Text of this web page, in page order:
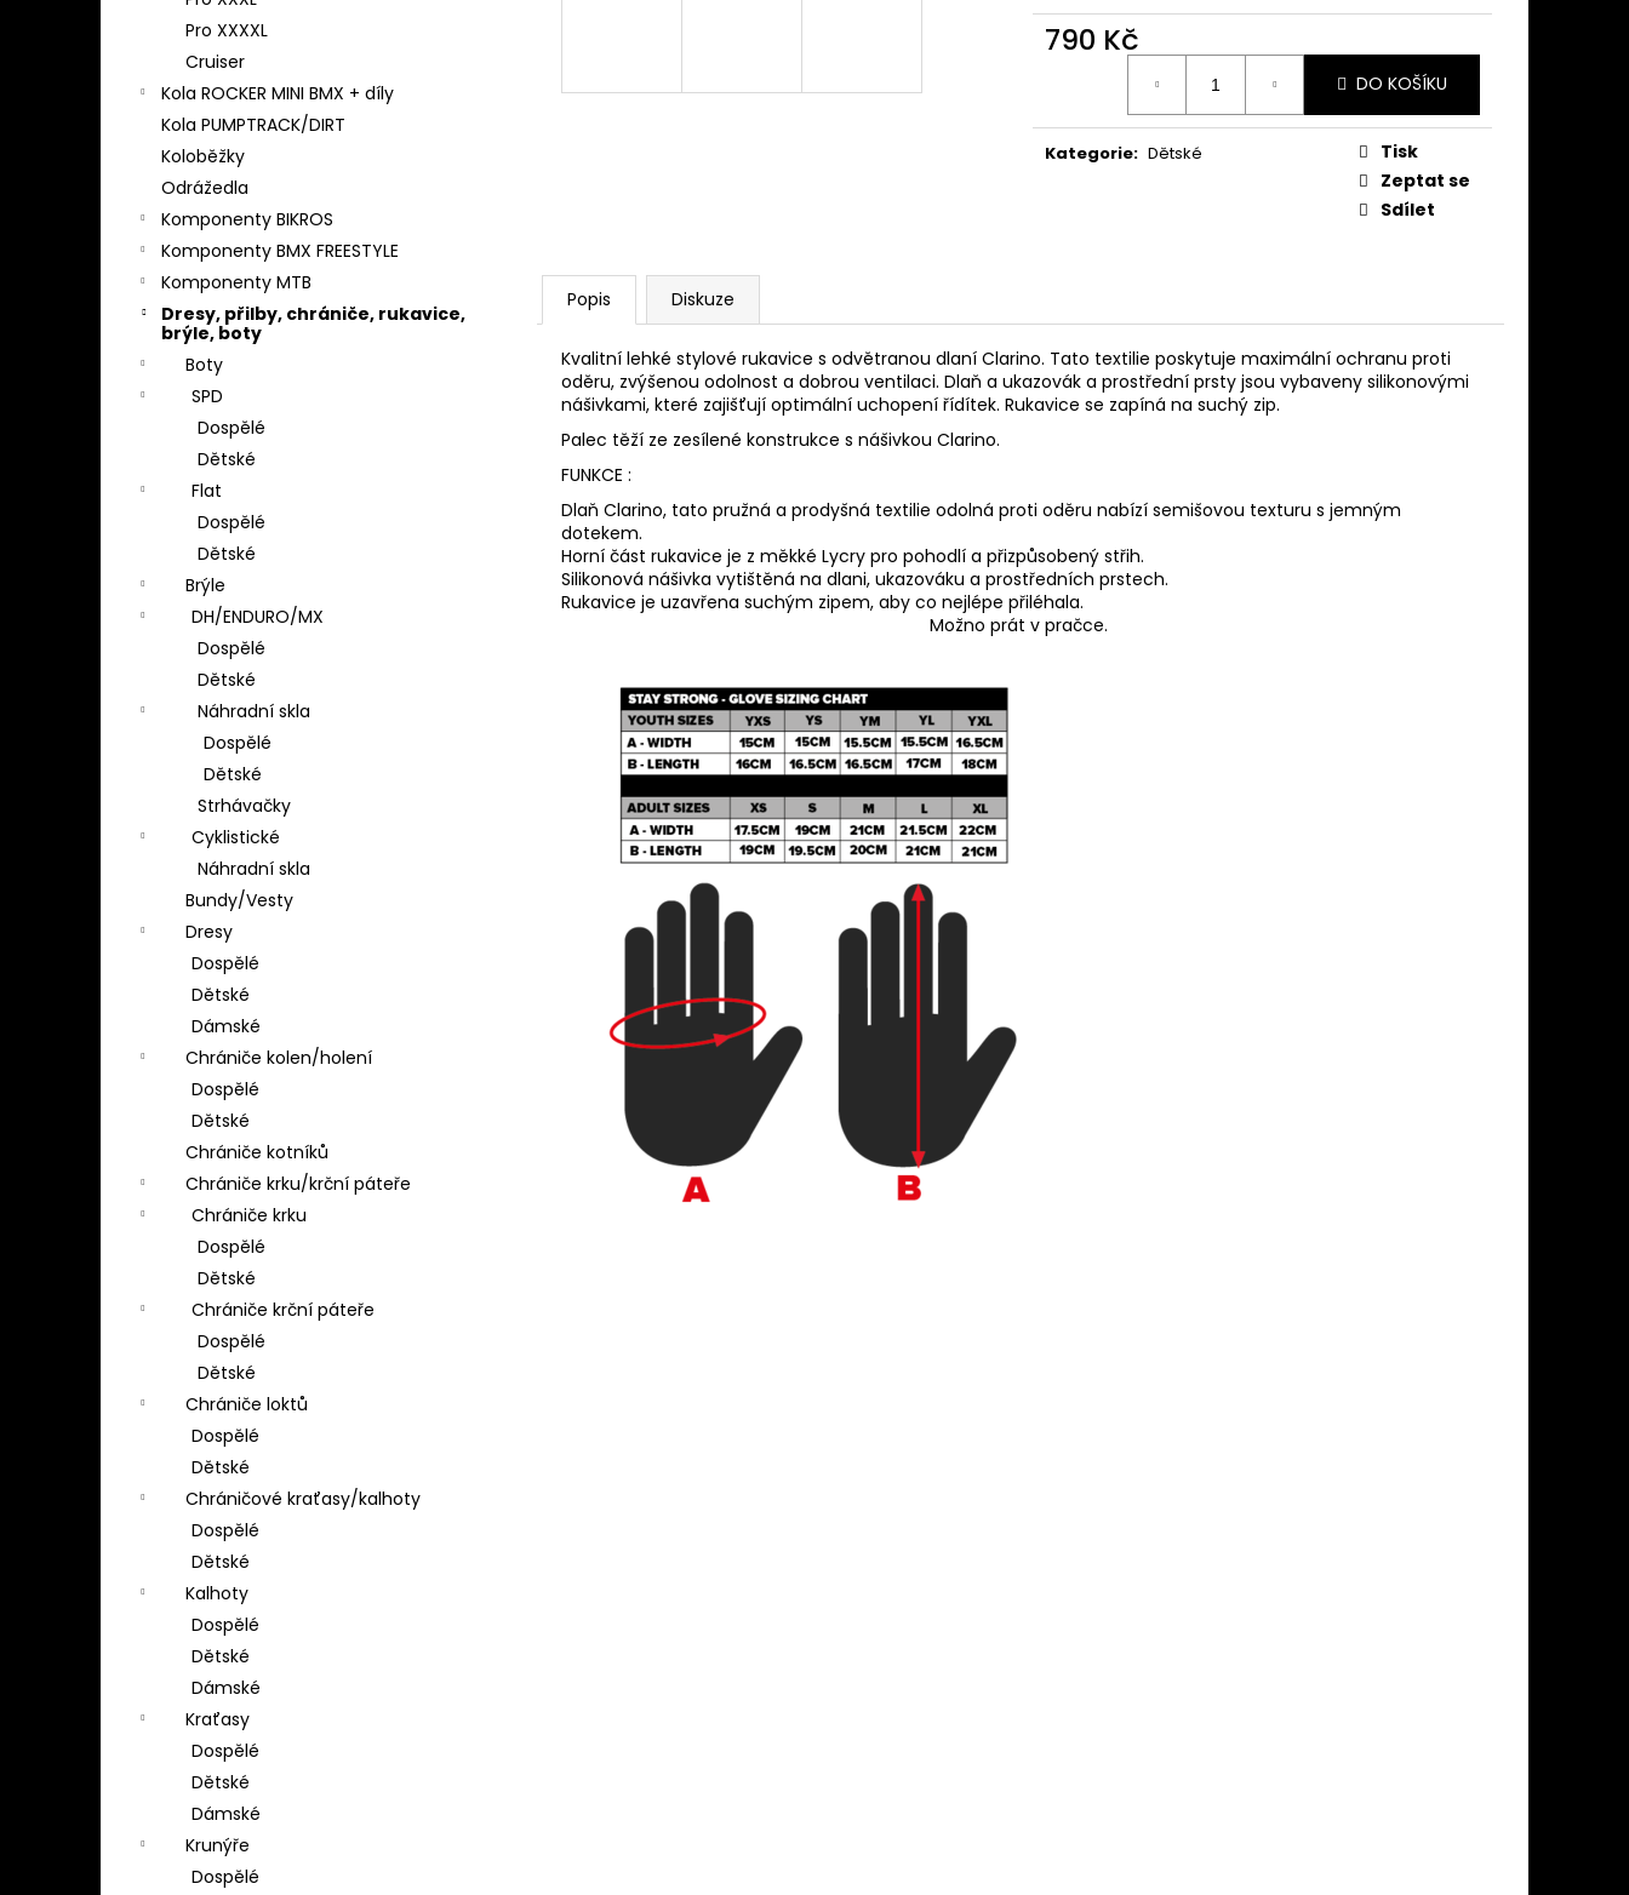
Pro XXXXL
Cruiser
Kola ROCKER MINI BMX + díly
Kola PUMPTRACK/DIRT
Koloběžky
Odrážedla
Komponenty BIKROS
Komponenty BMX FREESTYLE
Komponenty MTB
Dresy, přilby, chrániče, rukavice,
brýle, boty
Boty
SPD
Dospělé
Dětské
Flat
Dospělé
Dětské
Brýle
DH/ENDURO/MX
Dospělé
Dětské
Náhradní skla
Dospělé
Dětské
Strhávačky
Cyklistické
Náhradní skla
Bundy/Vesty
Dresy
Dospělé
Dětské
Dámské
Chrániče kolen/holení
Dospělé
Dětské
Chrániče kotníků
Chrániče krku/krční páteře
Chrániče krku
Dospělé
Dětské
Chrániče krční páteře
Dospělé
Dětské
Chrániče loktů
Dospělé
Dětské
Chráničové kraťasy/kalhoty
Dospělé
Dětské
Kalhoty
Dospělé
Dětské
Dámské
Kraťasy
Dospělé
Dětské
Dámské
Krunýře
Dospělé
790 Kč
DO KOŠÍKU
Kategorie: Dětské
Tisk
Zeptat se
Sdílet
Popis Diskuze
Kvalitní lehké stylové rukavice s odvětranou dlaní Clarino. Tato textilie poskytuje maximální ochranu proti
oděru, zvýšenou odolnost a dobrou ventilaci. Dlaň a ukazovák a prostřední prsty jsou vybaveny silikonovými
nášivkami, které zajišťují optimální uchopení řídítek. Rukavice se zapíná na suchý zip.
Palec těží ze zesílené konstrukce s nášivkou Clarino.
FUNKCE :
Dlaň Clarino, tato pružná a prodyšná textilie odolná proti oděru nabízí semišovou texturu s jemným
dotekem.
Horní část rukavice je z měkké Lycry pro pohodlí a přizpůsobený střih.
Silikonová nášivka vytištěná na dlani, ukazováku a prostředních prstech.
Rukavice je uzavřena suchým zipem, aby co nejlépe přiléhala.
Možno prát v pračce.